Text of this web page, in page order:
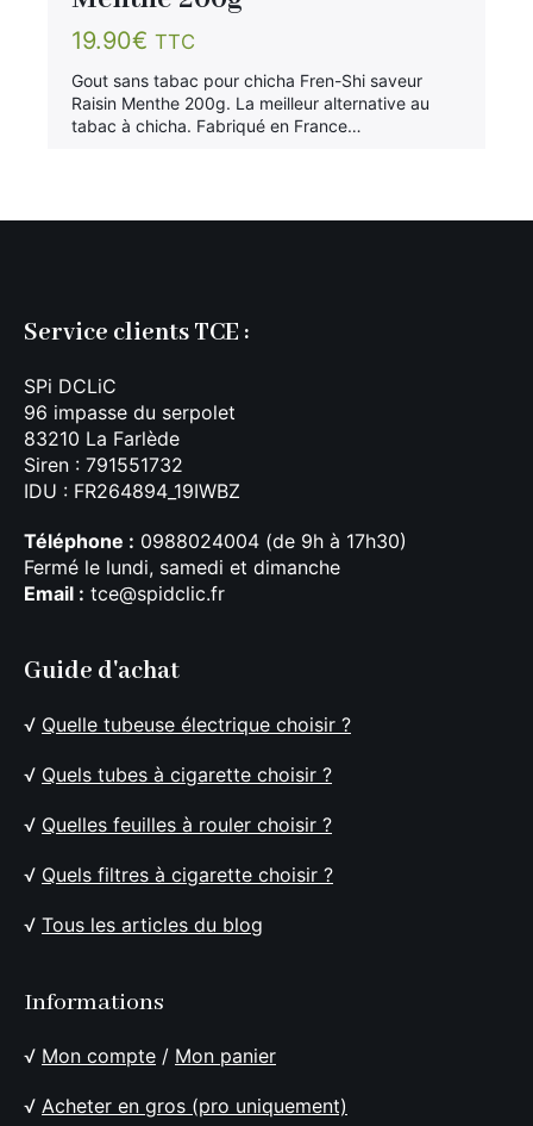
19.90€ TTC
Gout sans tabac pour chicha Fren-Shi saveur
Raisin Menthe 200g. La meilleur alternative au
tabac à chicha. Fabriqué en France…
Service clients TCE :
SPi DCLiC
96 impasse du serpolet
83210 La Farlède
Siren : 791551732
IDU : FR264894_19IWBZ
Téléphone : 0988024004 (de 9h à 17h30)
Fermé le lundi, samedi et dimanche
Email : tce@spidclic.fr
Guide d'achat
√ Quelle tubeuse électrique choisir ?
√ Quels tubes à cigarette choisir ?
√ Quelles feuilles à rouler choisir ?
√ Quels filtres à cigarette choisir ?
√ Tous les articles du blog
Informations
√ Mon compte / Mon panier
√ Acheter en gros (pro uniquement)